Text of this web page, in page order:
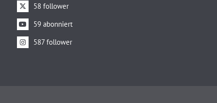
58 follower
59 abonniert
587 follower